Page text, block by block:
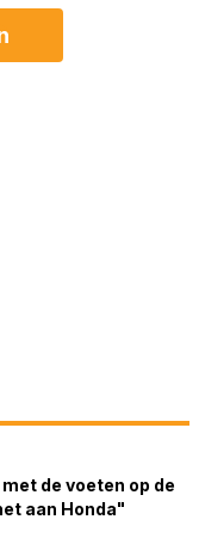
de voeten op de
aan Honda"